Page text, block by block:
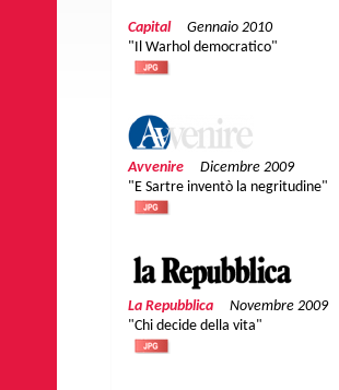
Capital
Gennaio 2010
"Il Warhol democratico"
Avvenire
Dicembre 2009
"E Sartre inventò la negritudine"
La Repubblica
Novembre 2009
"Chi decide della vita"